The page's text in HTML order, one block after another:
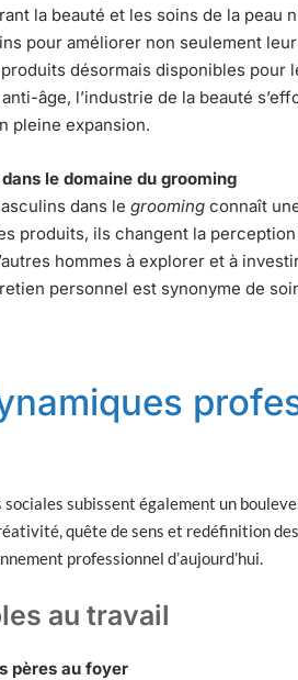
la beauté et les soins de la peau
pour améliorer non seulement
désormais disponibles pour
âge, l’industrie de la beauté
pleine expansion.
le domaine du grooming
dans le grooming connaît
produits, ils changent la
hommes à explorer et à
personnel est synonyme de
subissent également un
quête de sens et redéfinition
professionnel d’aujourd’hui.
au travail
pères au foyer